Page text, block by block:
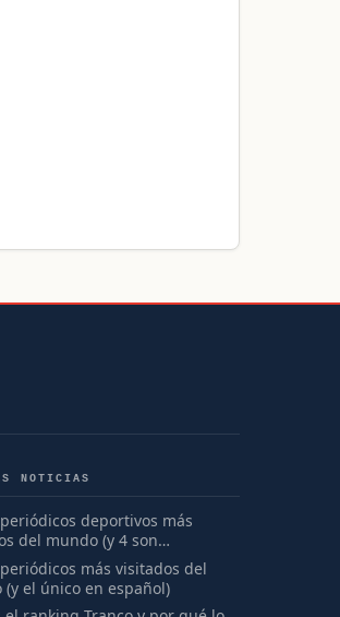
NOTICIAS
deportivos más
del mundo (y 4 son
más visitados del
(y el único en español)